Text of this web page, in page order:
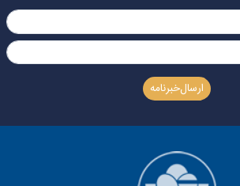
ارسال‌خبرنامه